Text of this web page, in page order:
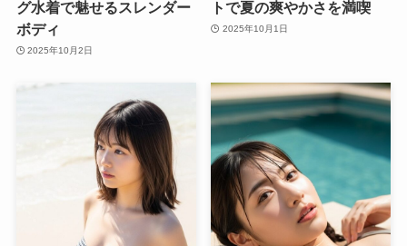
グ水着で魅せるスレンダー
ボディ
2025年10月2日
トで夏の爽やかさを満喫
2025年10月1日